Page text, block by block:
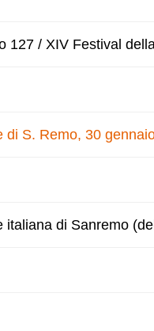
127 / XIV Festival
di S. Remo, 30
italiana di Sanremo